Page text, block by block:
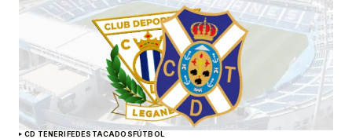
CD TENERIFEDESTACADOSFÚTBOL